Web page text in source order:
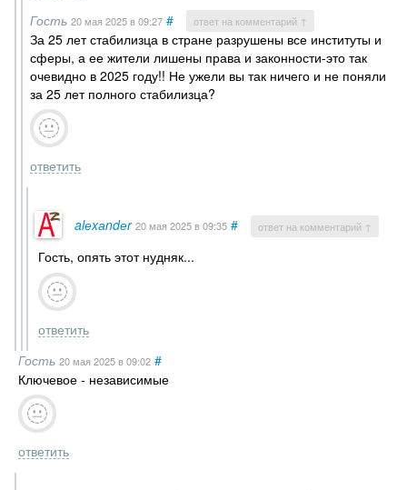
Гость 20 мая 2025в 09:27 # ответ на комментарий ↑
За 25 лет стабилизца в стране разрушены все институты и
сферы, а ее жители лишены права и законности-это так
очевидно в 2025 году!! Не ужели вы так ничего и не поняли
за 25 лет полного стабилизца?
ответить
alеxаndеr 20 мая 2025в 09:35 # ответ на комментарий ↑
Гость, опять этот нудняк...
ответить
Гость 20 мая 2025в 09:02 #
Ключевое - независимые
ответить